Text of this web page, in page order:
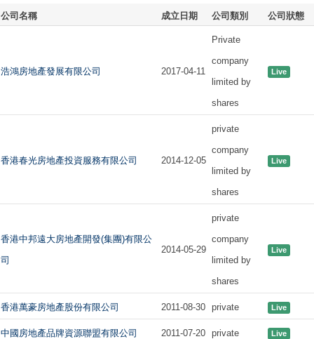
公司名稱 成立日期 公司類別 公司狀態
浩鴻房地產發展有限公司 2017-04-11
Private
company
limited by
shares
Live
香港春光房地產投資服務有限公司 2014-12-05
private
company
limited by
shares
Live
香港中邦遠大房地產開發(集團)有限公
司
2014-05-29
private
company
limited by
shares
Live
香港萬豪房地產股份有限公司 2011-08-30 private Live
中國房地產品牌資源聯盟有限公司 2011-07-20 private Live